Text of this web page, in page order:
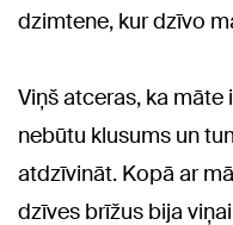
dzimtene, kur dzīvo
Viņš atceras, ka māte
nebūtu klusums un
atdzīvināt. Kopā ar
dzīves brīžus bija